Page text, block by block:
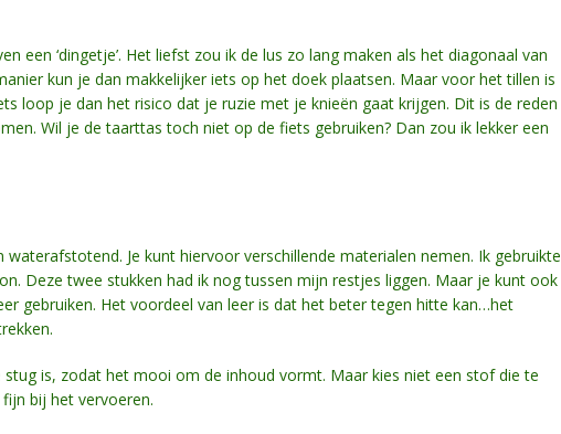
een ‘dingetje’. Het liefst zou ik de lus zo lang maken als het diagonaal van
kun je dan makkelijker iets op het doek plaatsen. Maar voor het tillen is
loop je dan het risico dat je ruzie met je knieën gaat krijgen. Dit is de reden
Wil je de taarttas toch niet op de fiets gebruiken? Dan zou ik lekker een
Je kunt hiervoor verschillende materialen nemen. Ik gebruikte
Deze twee stukken had ik nog tussen mijn restjes liggen. Maar je kunt ook
gebruiken. Het voordeel van leer is dat het beter tegen hitte kan…het
is, zodat het mooi om de inhoud vormt. Maar kies niet een stof die te
bij het vervoeren.